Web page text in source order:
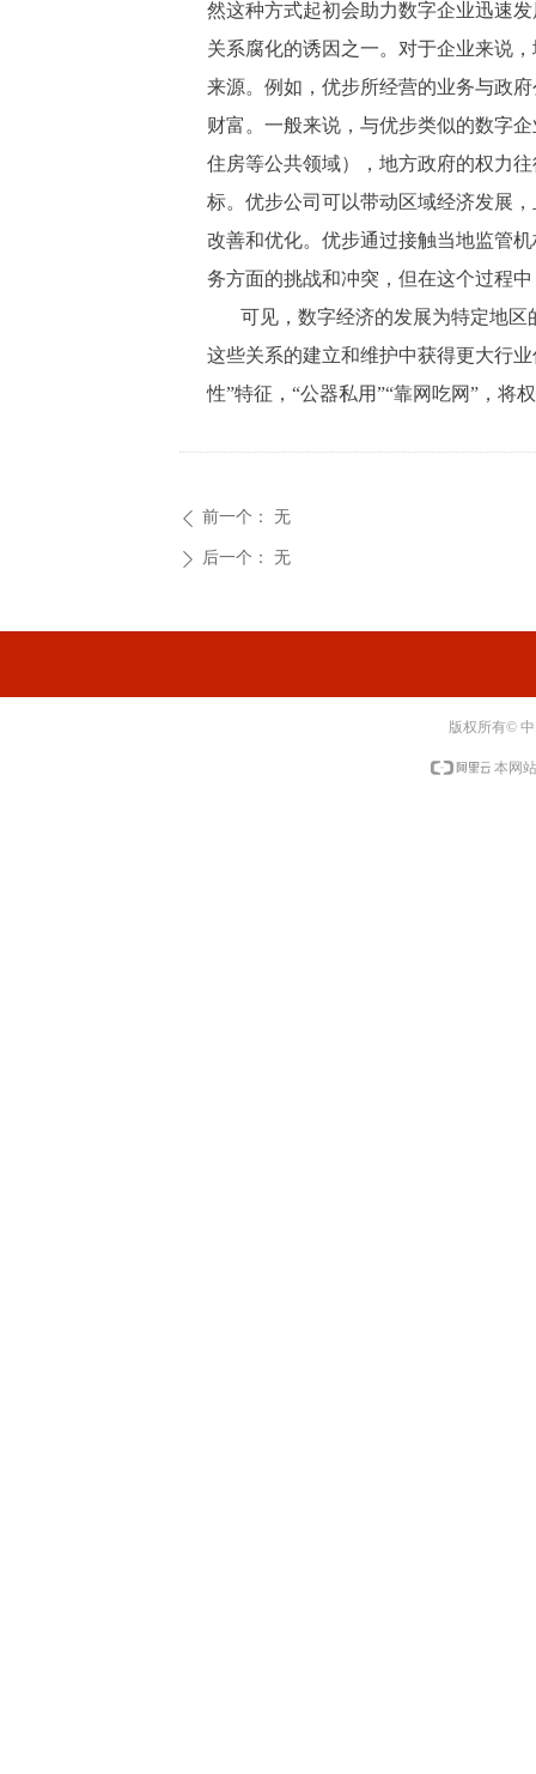
然这种方式起初会助力数字企业迅速
关系腐化的诱因之一。对于企业来说
来源。例如，优步所经营的业务与政
财富。一般来说，与优步类似的数字
住房等公共领域），地方政府的权力
标。优步公司可以带动区域经济发展
改善和优化。优步通过接触当地监管
务方面的挑战和冲突，但在这个过程
可见，数字经济的发展为特定地
这些关系的建立和维护中获得更大行
性”特征，“公器私用”“靠网吃网”，将
ꄴ 前一个： 无
ꄲ 后一个： 无
版权所有©
本网